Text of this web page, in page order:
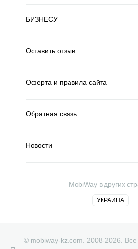
БИЗНЕСУ
Оставить отзыв
Оферта и правила сайта
Обратная связь
Новости
MobiWay в других
УКРАИНА
© mobiway-kz.com. 2008-2026.